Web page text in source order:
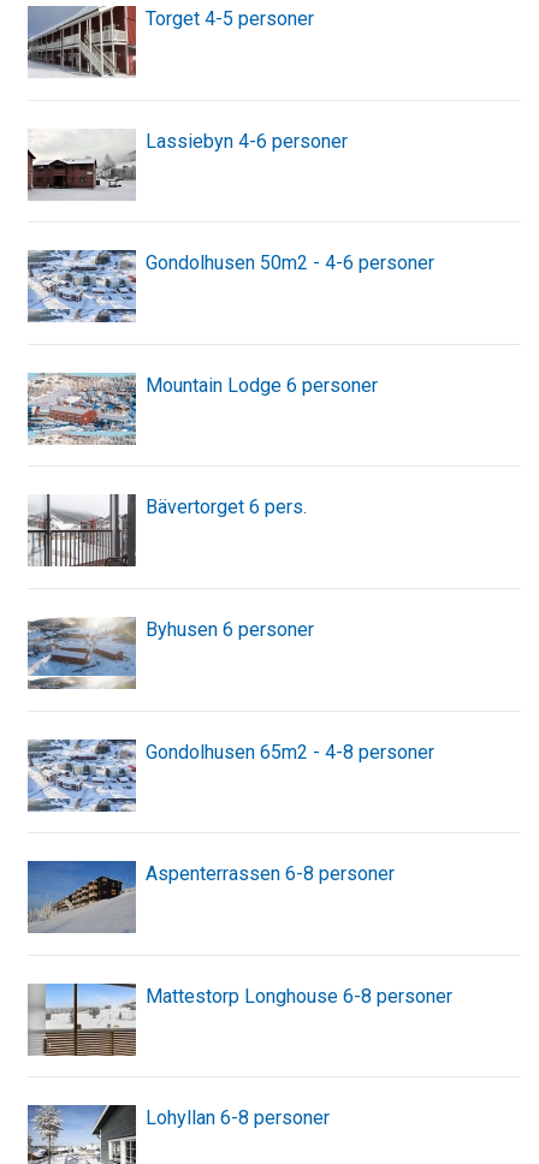
Torget 4-5 personer
Lassiebyn 4-6 personer
Gondolhusen 50m2 - 4-6 personer
Mountain Lodge 6 personer
Bävertorget 6 pers.
Byhusen 6 personer
Gondolhusen 65m2 - 4-8 personer
Aspenterrassen 6-8 personer
Mattestorp Longhouse 6-8 personer
Lohyllan 6-8 personer